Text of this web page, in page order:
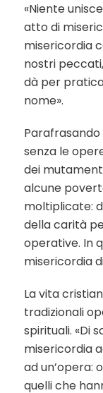
«Niente
atto di
misericordia
nostri
dà per
nome».
Parafrasando
senza le
dei
alcune
moltiplicate:
della carità
operative. In
misericordia
La vita
tradizionali
spirituali. «Di
misericordia
ad un’opera:
quelli che